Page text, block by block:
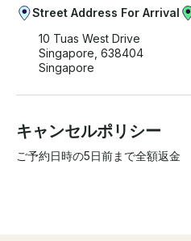
Street Address For Arrival
10 Tuas West Drive
Singapore, 638404
Singapore
キャンセルポリシー
ご予約日時の5日前まで全額返金